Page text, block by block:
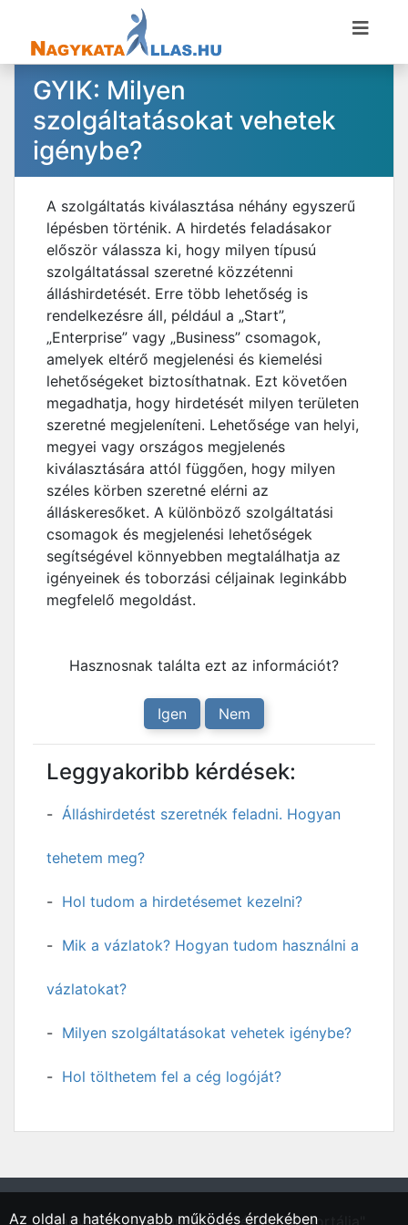
GYIK: Milyen
szolgáltatásokat vehetek
igénybe?
A szolgáltatás kiválasztása néhány egyszerű
lépésben történik. A hirdetés feladásakor
először válassza ki, hogy milyen típusú
szolgáltatással szeretné közzétenni
álláshirdetését. Erre több lehetőség is
rendelkezésre áll, például a „Start”,
„Enterprise” vagy „Business” csomagok,
amelyek eltérő megjelenési és kiemelési
lehetőségeket biztosíthatnak. Ezt követően
megadhatja, hogy hirdetését milyen területen
szeretné megjeleníteni. Lehetősége van helyi,
megyei vagy országos megjelenés
kiválasztására attól függően, hogy milyen
széles körben szeretné elérni az
álláskeresőket. A különböző szolgáltatási
csomagok és megjelenési lehetőségek
segítségével könnyebben megtalálhatja az
igényeinek és toborzási céljainak leginkább
megfelelő megoldást.
Hasznosnak találta ezt az információt?
Igen Nem
Leggyakoribb kérdések:
Álláshirdetést szeretnék feladni. Hogyan
tehetem meg?
Hol tudom a hirdetésemet kezelni?
Mik a vázlatok? Hogyan tudom használni a
vázlatokat?
Milyen szolgáltatásokat vehetek igénybe?
Hol tölthetem fel a cég logóját?
"Nagykáta, Pest vármegyei régió állásportálja"
Az oldal a hatékonyabb működés érdekében